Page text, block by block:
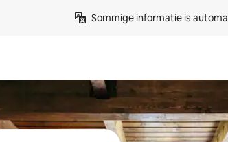
Sommige informatie is